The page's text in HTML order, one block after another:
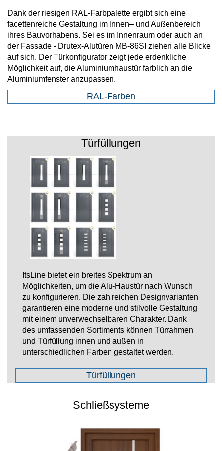
Dank der riesigen RAL-Farbpalette ergibt sich eine
facettenreiche Gestaltung im Innen– und Außenbereich
ihres Bauvorhabens. Sei es im Innenraum oder auch an
der Fassade - Drutex-Alutüren MB-86SI ziehen alle Blicke
auf sich. Der Türkonfigurator zeigt jede erdenkliche
Möglichkeit auf, die Aluminiumhaustür farblich an die
Aluminiumfenster anzupassen.
RAL-Farben
Türfüllungen
ItsLine bietet ein breites Spektrum an
Möglichkeiten, um die Alu-Haustür nach Wunsch
zu konfigurieren. Die zahlreichen Designvarianten
garantieren eine moderne und stilvolle Gestaltung
mit einem unverwechselbaren Charakter. Dank
des umfassenden Sortiments können Türrahmen
und Türfüllung innen und außen in
unterschiedlichen Farben gestaltet werden.
Türfüllungen
Schließsysteme